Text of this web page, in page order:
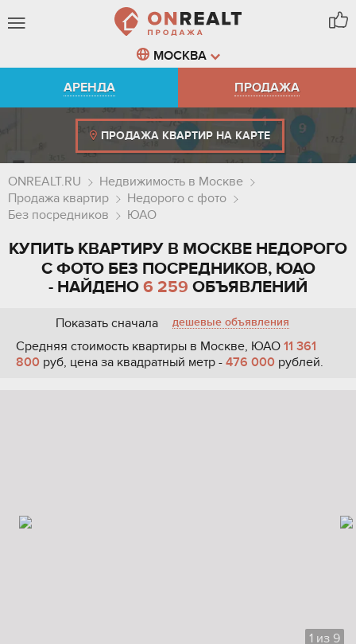
МОСКВА
АРЕНДА
ПРОДАЖА
ПРОДАЖА КВАРТИР НА КАРТЕ
ONREALT.RU
Недвижимость в Москве
Продажа квартир
Недорого с фото
Без посредников
ЮАО
КУПИТЬ КВАРТИРУ В МОСКВЕ НЕДОРОГО
С ФОТО БЕЗ ПОСРЕДНИКОВ, ЮАО
- НАЙДЕНО 6 259 ОБЪЯВЛЕНИЙ
Показать сначала дешевые объявления
Средняя стоимость квартиры в Москве, ЮАО 11 361
800 руб, цена за квадратный метр - 476 000 рублей.
1 из 9